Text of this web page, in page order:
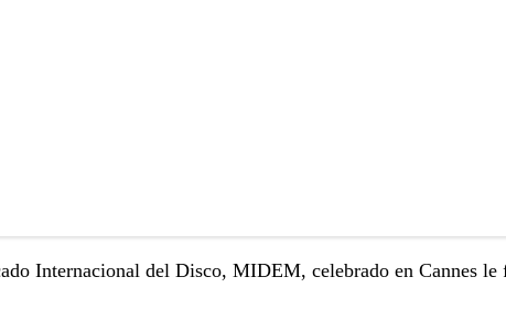
Internacional del Disco, MIDEM, celebrado en Cannes le